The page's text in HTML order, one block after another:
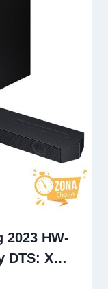
2023 HW-
DTS: X…